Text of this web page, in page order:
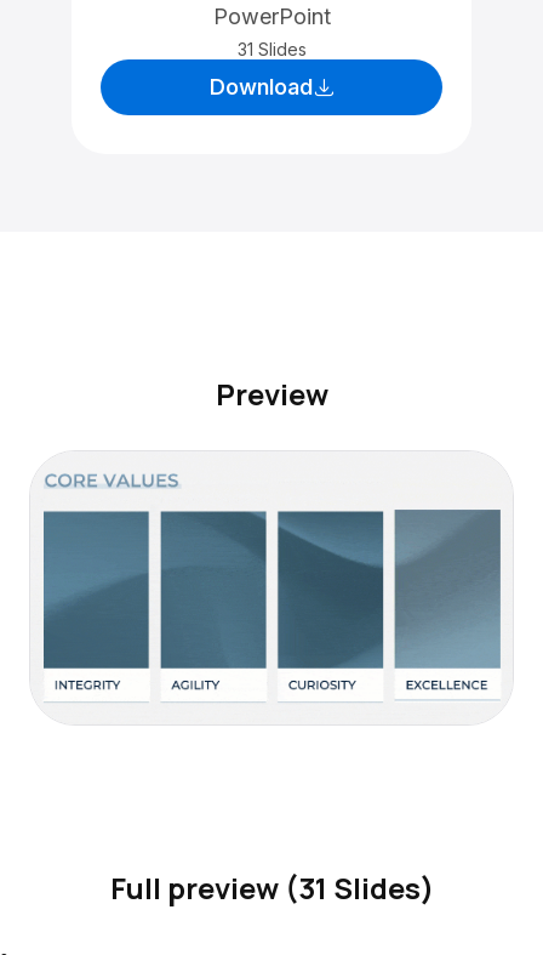
PowerPoint
31 Slides
Download
Preview
Full preview (31 Slides)